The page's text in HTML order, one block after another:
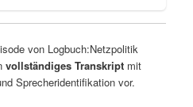
von Logbuch:Netzpolitik
vollständiges Transkriptmit
Sprecheridentifikation vor.